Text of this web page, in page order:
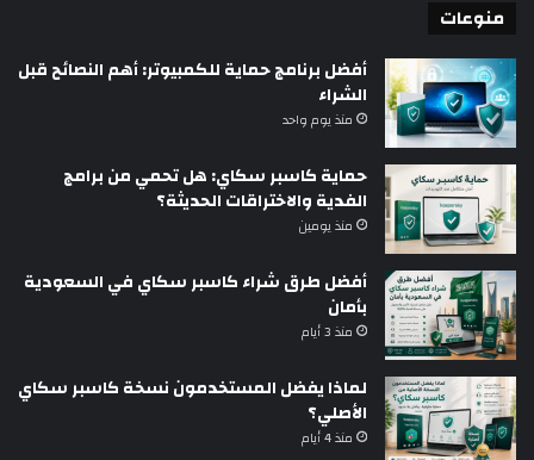
منوعات
أفضل برنامج حماية للكمبيوتر: أهم النصائح قبل
الشراء
منذ يوم واحد
حماية كاسبر سكاي: هل تحمي من برامج
الفدية والاختراقات الحديثة؟
منذ يومين
أفضل طرق شراء كاسبر سكاي في السعودية
بأمان
منذ 3 أيام
لماذا يفضل المستخدمون نسخة كاسبر سكاي
الأصلي؟
منذ 4 أيام